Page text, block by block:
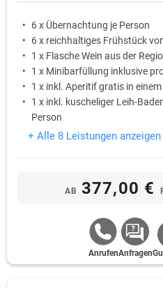
6 x Übernachtung je Person
6 x reichhaltiges Frühstück
1 x Flasche Wein aus der
1 x Minibarfüllung inklusive
1 x inkl. Aperitif gratis in
1 x inkl. kuscheliger Leih-
Person
+ Alle 8 Leistungen anzeigen
AB 377,00 €
AnrufenAnfragen